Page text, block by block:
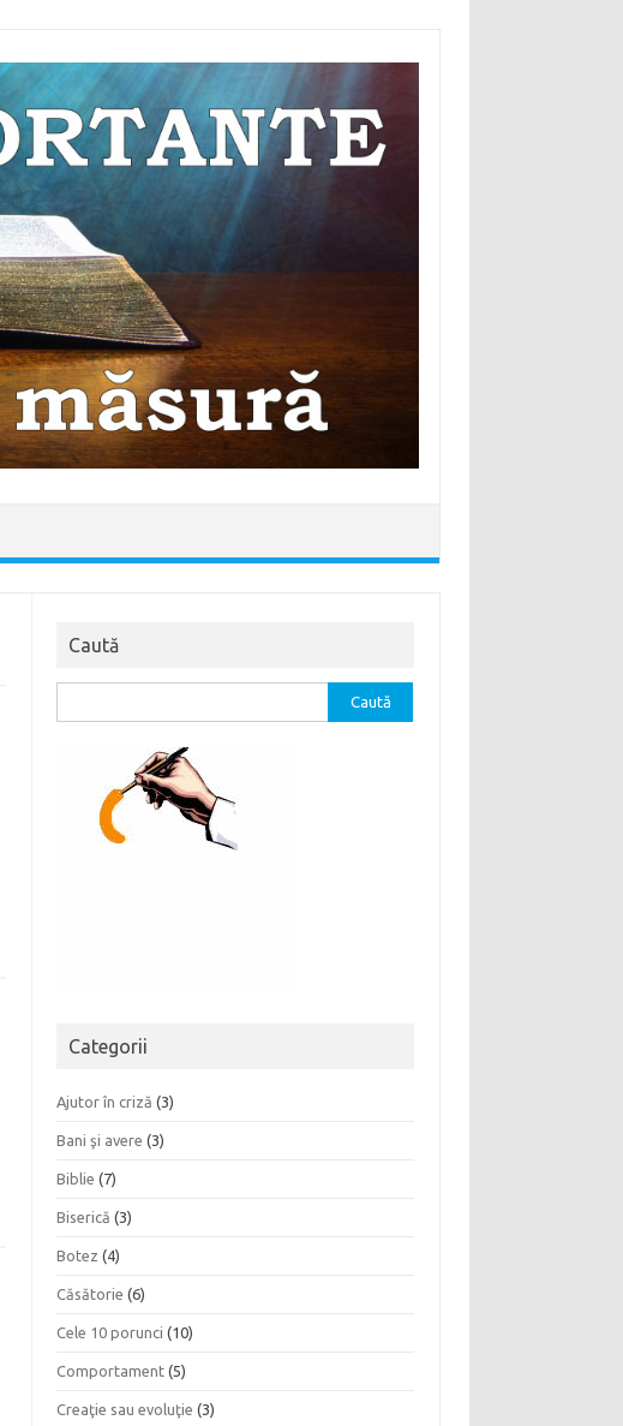
Caută
după:
Categorii
Ajutor în criză (3)
Bani şi avere (3)
Biblie (7)
Biserică (3)
Botez (4)
Căsătorie (6)
Cele 10 porunci (10)
Comportament (5)
Creaţie sau evoluţie (3)